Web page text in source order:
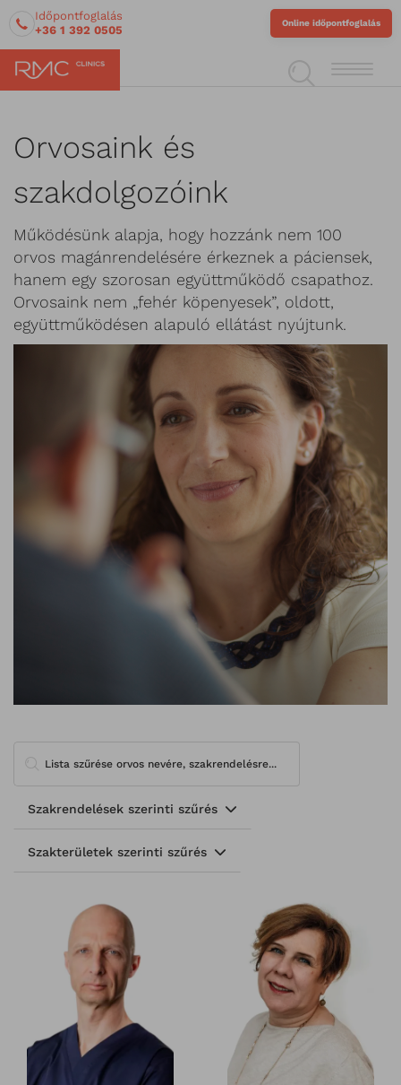
Időpontfoglalás
+36 1 392 0505
Online időpontfoglalás
Orvosaink és
szakdolgozóink
Működésünk alapja, hogy hozzánk nem 100
orvos magánrendelésére érkeznek a páciensek,
hanem egy szorosan együttműködő csapathoz.
Orvosaink nem „fehér köpenyesek”, oldott,
együttműködésen alapuló ellátást nyújtunk.
Szakrendelések szerinti szűrés
Szakterületek szerinti szűrés